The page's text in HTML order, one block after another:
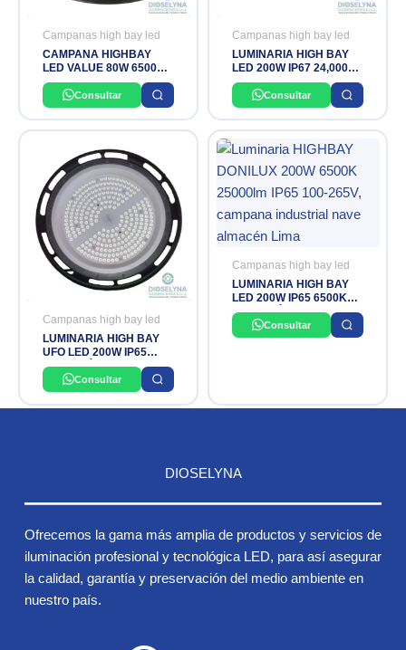
Campanas high bay led
CAMPANA HIGHBAY
LED VALUE 80W 6500K
30,000HRS IP44
LEDVANCE OSRAM
Consultar
Campanas high bay led
LUMINARIA HIGH BAY
LED 200W IP67 24,000LM
6500K AC85-265V
SIELEDConsultar
Campanas high bay led
LUMINARIA HIGH BAY
UFO LED 200W IP65
24,000 LÚMENES
DONILUXConsultar
Campanas high bay led
LUMINARIA HIGH BAY
LED 200W IP65 6500K
25,000 LÚMENES 100-
265V 50-60HZ DONILUX
Consultar
DIOSELYNA
Ofrecemos la gama más amplia de productos y servicios de
iluminación profesional y tecnológica LED, para así asegurar
la calidad, garantía y preservación del medio ambiente en
nuestro país.